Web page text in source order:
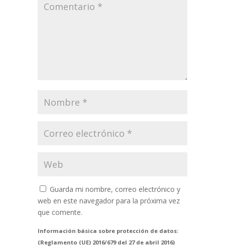
Guarda mi nombre, correo electrónico y
web en este navegador para la próxima vez
que comente.
Información básica sobre protección de datos:
(Reglamento (UE) 2016/679 del 27 de abril 2016)